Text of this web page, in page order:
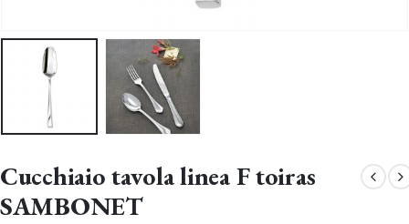
Cucchiaio tavola linea F toiras
SAMBONET